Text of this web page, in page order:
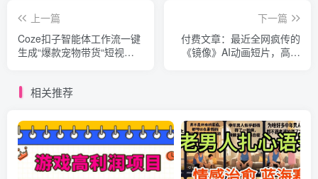
上一篇
Coze扣子智能体工作流一键
生成“爆款宠物带货“短视
下一篇
付费文章：最近全网疯传的
《镜像》AI动画短片，高阶
相关推荐